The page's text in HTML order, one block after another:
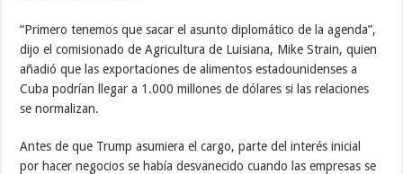
“Primero tenemos que sacar el asunto diplomático de la agenda”,
dijo el comisionado de Agricultura de Luisiana, Mike Strain, quien
añadió que las exportaciones de alimentos estadounidenses a
Cuba podrían llegar a 1.000 millones de dólares si las relaciones
se normalizan.
Antes de que Trump asumiera el cargo, parte del interés inicial
por hacer negocios se había desvanecido cuando las empresas se